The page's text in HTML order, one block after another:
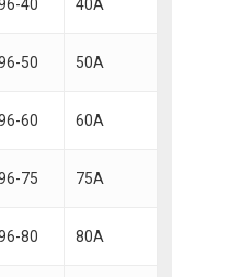
40 40A
50 50A
60 60A
75 75A
80 80A